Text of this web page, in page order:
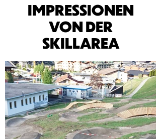
IMPRESSIONEN
VON DER
SKILLAREA